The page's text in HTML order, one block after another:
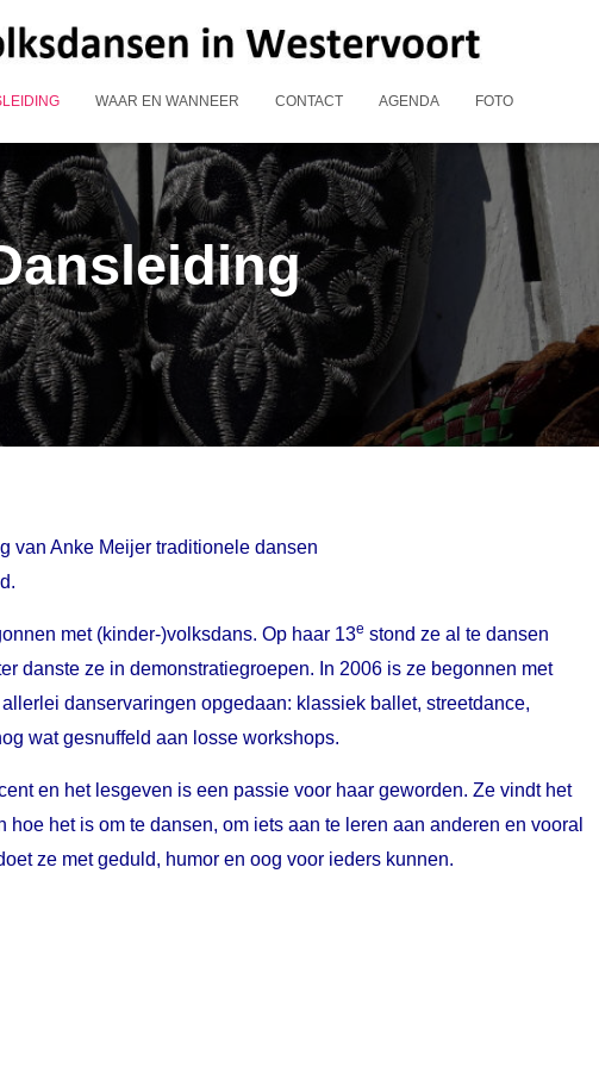
WAAR EN WANNEER CONTACT AGENDA FOTO
van Anke Meijer traditionele dansen
met (kinder-)volksdans. Op haar 13e stond ze al te dansen
danste ze in demonstratiegroepen. In 2006 is ze begonnen met
danservaringen opgedaan: klassiek ballet, streetdance,
wat gesnuffeld aan losse workshops.
en het lesgeven is een passie voor haar geworden. Ze vindt het
het is om te dansen, om iets aan te leren aan anderen en vooral
ze met geduld, humor en oog voor ieders kunnen.